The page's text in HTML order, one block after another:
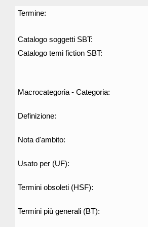
Termine:
Catalogo soggetti SBT:
Catalogo temi fiction SBT:
Macrocategoria - Categoria:
Definizione:
Nota d'ambito:
Usato per (UF):
Termini obsoleti (HSF):
Termini più generali (BT):